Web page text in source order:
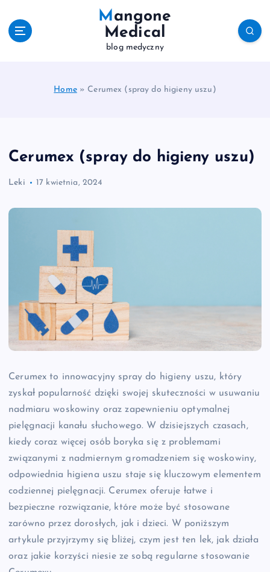
Mangone
Medical
blog medyczny
Home» Cerumex (spray do higieny uszu)
Cerumex (spray do higieny uszu)
Leki 17 kwietnia, 2024
Cerumex to innowacyjny spray do higieny uszu, który
zyskał popularność dzięki swojej skuteczności w usuwaniu
nadmiaru woskowiny oraz zapewnieniu optymalnej
pielęgnacji kanału słuchowego. W dzisiejszych czasach,
kiedy coraz więcej osób boryka się z problemami
związanymi z nadmiernym gromadzeniem się woskowiny,
odpowiednia higiena uszu staje się kluczowym elementem
codziennej pielęgnacji. Cerumex oferuje łatwe i
bezpieczne rozwiązanie, które może być stosowane
zarówno przez dorosłych, jak i dzieci. W poniższym
artykule przyjrzymy się bliżej, czym jest ten lek, jak działa
oraz jakie korzyści niesie ze sobą regularne stosowanie